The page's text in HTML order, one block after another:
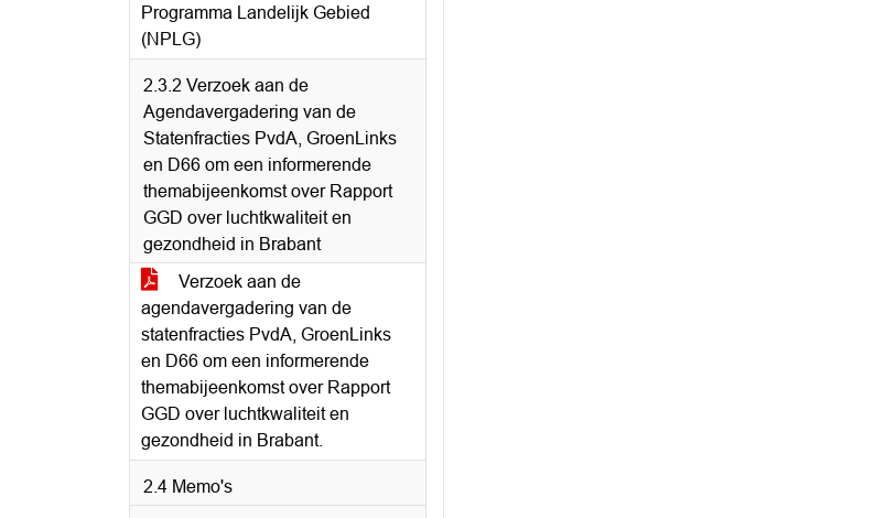
Programma Landelijk Gebied
(NPLG)
2.3.2 Verzoek aan de
Agendavergadering van de
Statenfracties PvdA, GroenLinks
en D66 om een informerende
themabijeenkomst over Rapport
GGD over luchtkwaliteit en
gezondheid in Brabant
Verzoek aan de
agendavergadering van de
statenfracties PvdA, GroenLinks
en D66 om een informerende
themabijeenkomst over Rapport
GGD over luchtkwaliteit en
gezondheid in Brabant.
2.4 Memo's